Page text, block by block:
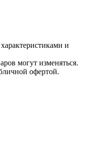
и
могут изменяться.
офертой.